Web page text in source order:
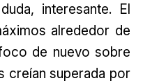
interesante. El
alrededor de
de nuevo sobre
creían superada por